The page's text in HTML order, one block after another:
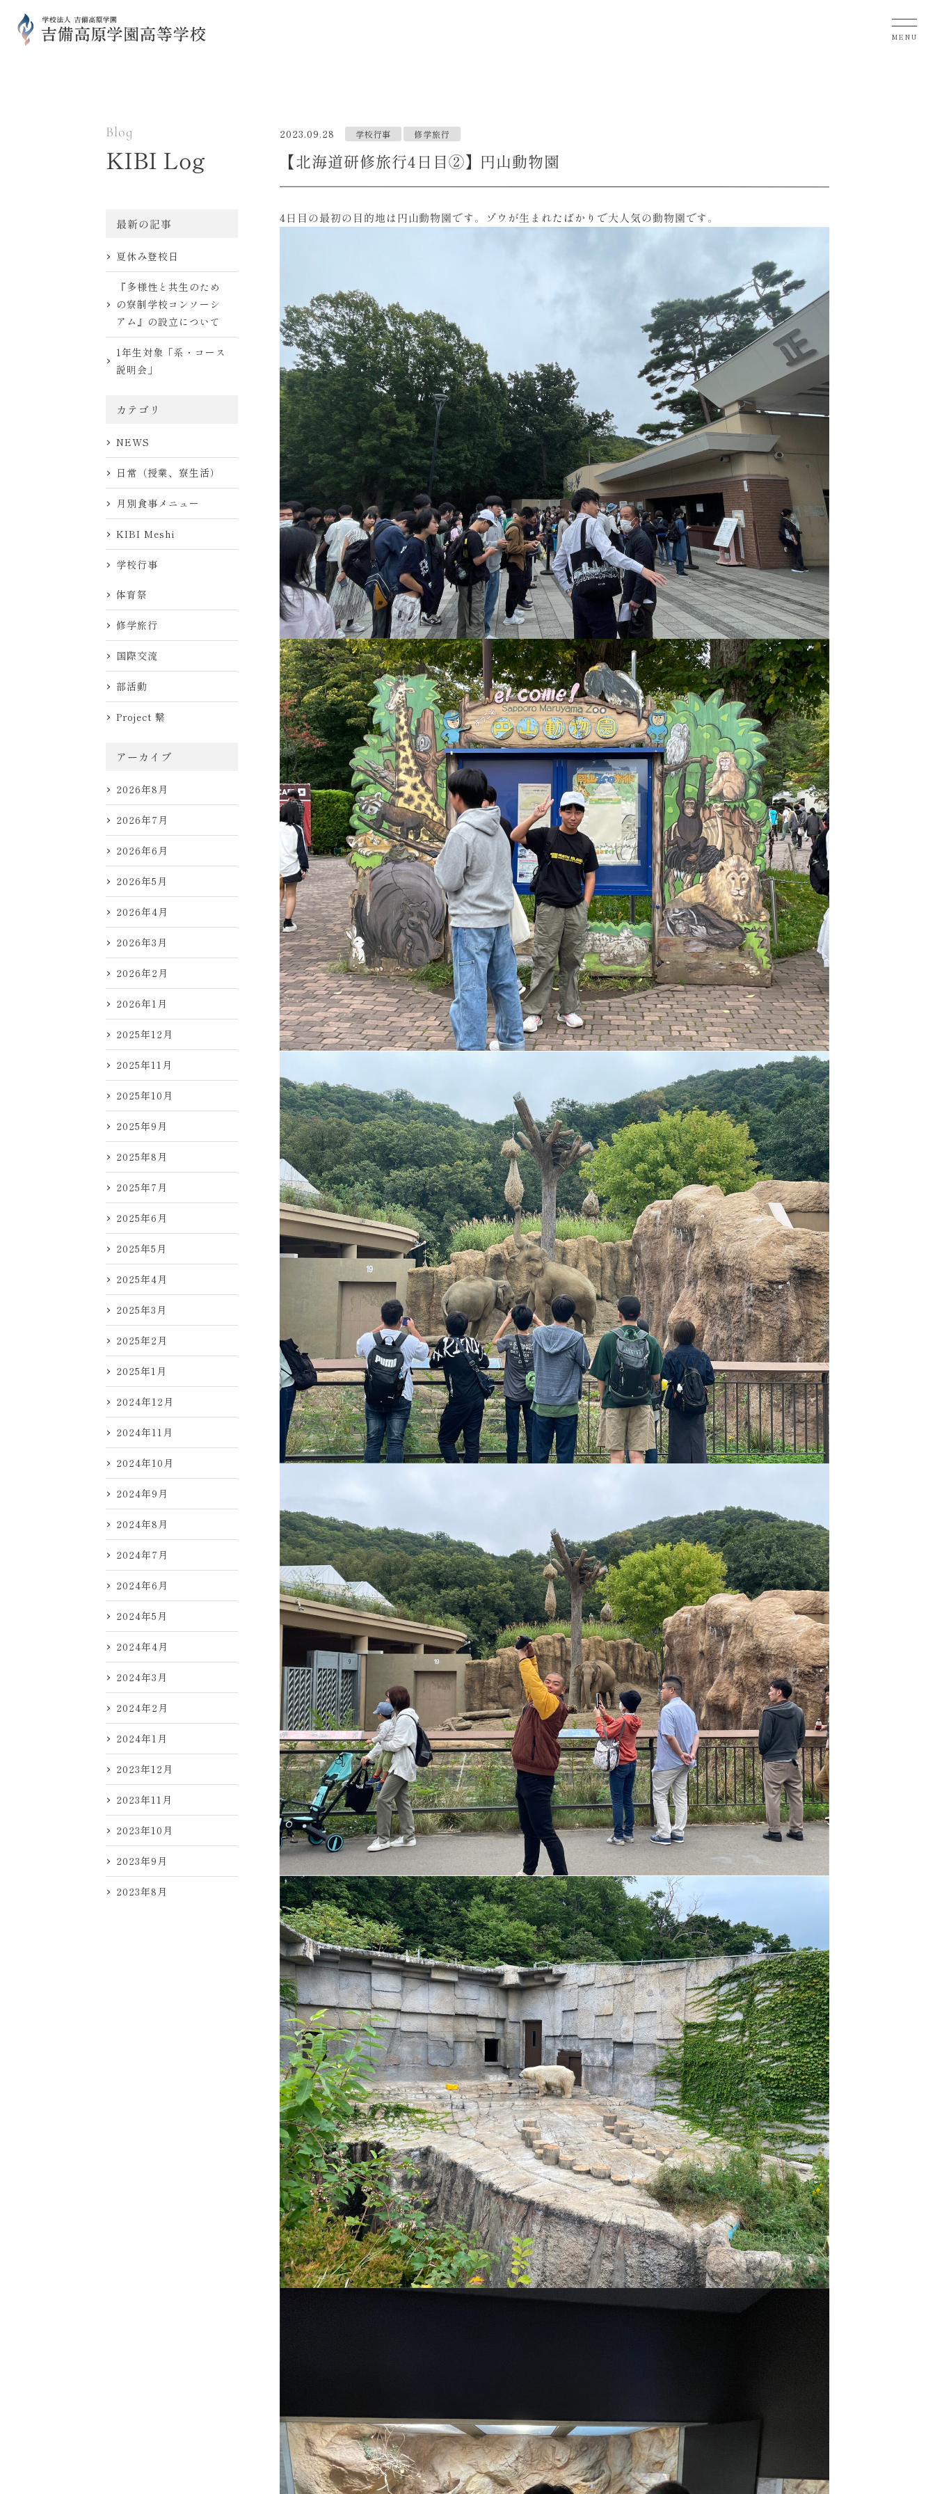
MENU
Blog
KIBI Log
最新の記事
夏休み登校日
『多様性と共生のため
の寮制学校コンソーシ
アム』の設立について
1年生対象「系・コース
説明会」
カテゴリ
NEWS
日常（授業、寮生活）
月別食事メニュー
KIBI Meshi
学校行事
体育祭
修学旅行
国際交流
部活動
Project 繋
アーカイブ
2026年8月
2026年7月
2026年6月
2026年5月
2026年4月
2026年3月
2026年2月
2026年1月
2025年12月
2025年11月
2025年10月
2025年9月
2025年8月
2025年7月
2025年6月
2025年5月
2025年4月
2025年3月
2025年2月
2025年1月
2024年12月
2024年11月
2024年10月
2024年9月
2024年8月
2024年7月
2024年6月
2024年5月
2024年4月
2024年3月
2024年2月
2024年1月
2023年12月
2023年11月
2023年10月
2023年9月
2023年8月
2023.09.28 学校行事 修学旅行
【北海道研修旅行4日目②】円山動物園
4日目の最初の目的地は円山動物園です。ゾウが生まれたばかりで大人気の動物園です。